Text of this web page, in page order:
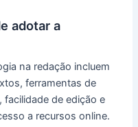
adotar a
na redação incluem
ferramentas de
de edição e
a recursos online.